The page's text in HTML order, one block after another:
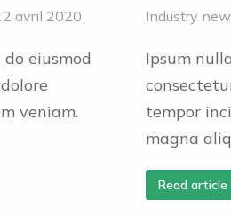
avril 2020
eiusmod
veniam.
Industry
Ipsum
tempor
magna
Read article